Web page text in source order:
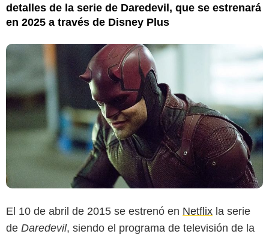
detalles de la serie de Daredevil, que se estrenará
en 2025 a través de Disney Plus
El 10 de abril de 2015 se estrenó en Netflix la serie
de Daredevil, siendo el programa de televisión de la